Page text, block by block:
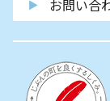
お問い合